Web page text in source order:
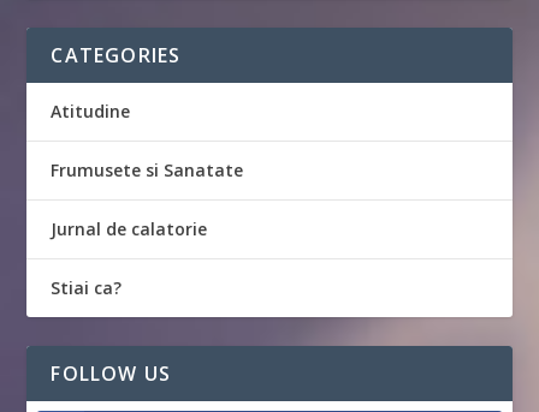
CATEGORIES
Atitudine
Frumusete si Sanatate
Jurnal de calatorie
Stiai ca?
FOLLOW US